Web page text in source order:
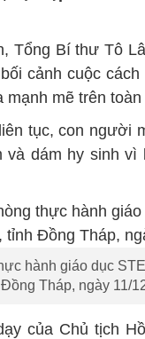
Tổng Bí thư Tô
cảnh cuộc
mạnh mẽ trên toàn
tục, con người
và dám hy sinh
hành giáo dục
Tháp, ngày 11/
của Chủ tịch